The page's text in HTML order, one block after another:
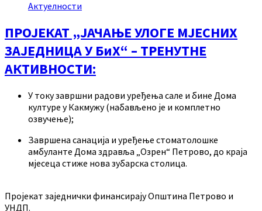
Актуелности
ПРОЈЕКАТ „ЈАЧАЊЕ УЛОГЕ МЈЕСНИХ
ЗАЈЕДНИЦА У БиХ“ – ТРЕНУТНЕ
АКТИВНОСТИ:
У току завршни радови уређења сале и бине Дома
културе у Какмужу (набављено је и комплетно
озвучење);
Завршена санација и уређење стоматолошке
амбуланте Дома здравља „Озрен“ Петрово, до краја
мјесеца стиже нова зубарска столица.
Пројекат заједнички финансирају Општина Петрово и
УНДП.